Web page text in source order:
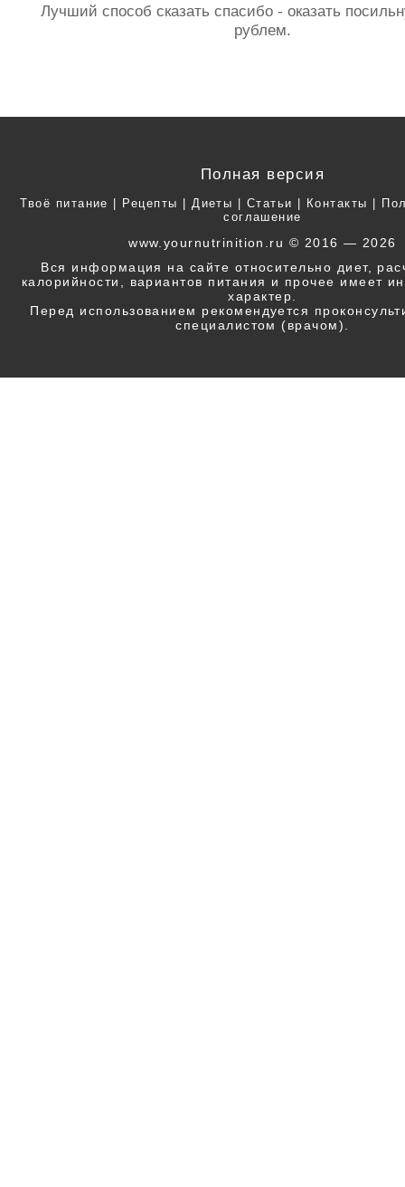
Лучший способ сказать спасибо - оказать
рублем.
Полная версия
Твоё питание | Рецепты | Диеты | Статьи | Контакты |
соглашение
www.yournutrinition.ru © 2016 — 2026
Вся информация на сайте относительно диет,
калорийности, вариантов питания и прочее имеет
характер.
Перед использованием рекомендуется
специалистом (врачом).